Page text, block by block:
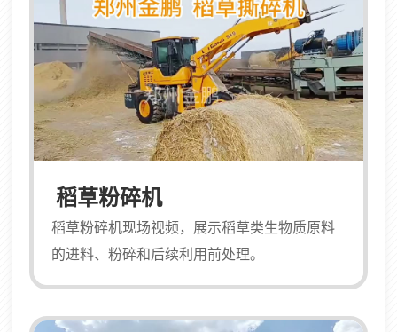
稻草粉碎机
稻草粉碎机现场视频，展示稻草类生物质原料
的进料、粉碎和后续利用前处理。